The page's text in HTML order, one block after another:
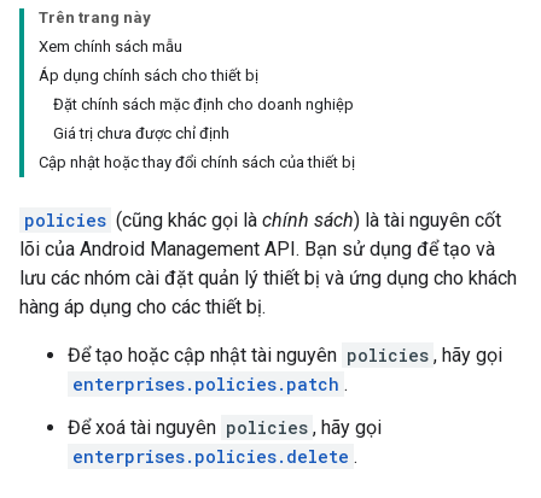
Trên trang này
Xem chính sách mẫu
Áp dụng chính sách cho thiết bị
Đặt chính sách mặc định cho doanh nghiệp
Giá trị chưa được chỉ định
Cập nhật hoặc thay đổi chính sách của thiết bị
policies (cũng khác gọi là chính sách) là tài nguyên cốt
lõi của Android Management API. Bạn sử dụng để tạo và
lưu các nhóm cài đặt quản lý thiết bị và ứng dụng cho khách
hàng áp dụng cho các thiết bị.
Để tạo hoặc cập nhật tài nguyên policies , hãy gọi
enterprises.policies.patch .
Để xoá tài nguyên policies , hãy gọi
enterprises.policies.delete .